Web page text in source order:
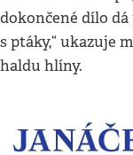
dokončené dílo dá
s ptáky,“ ukazuje
haldu hlíny.